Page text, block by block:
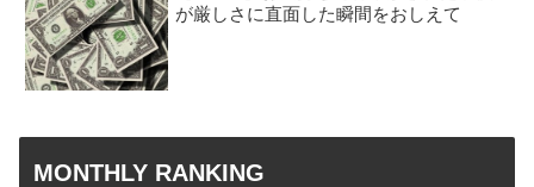
が厳しさに直面した瞬間をおしえて
MONTHLY RANKING